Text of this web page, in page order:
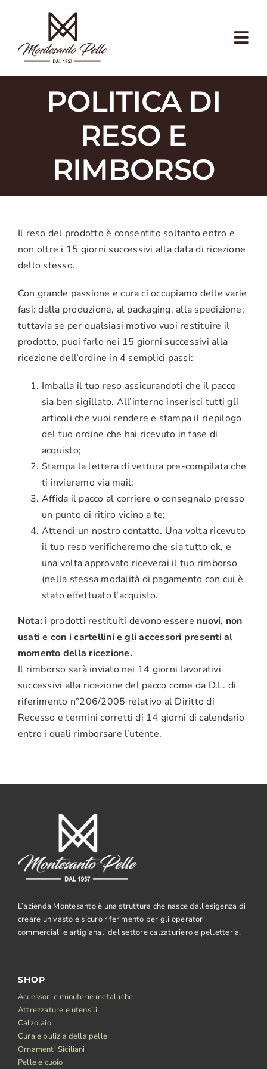
contenuto
CALZOLAIO
ARTIGIANATO
ECOSOSTENIBILITÀ
NEGOZIO COMMERCIANTI
CONTATTI
CARRELLO
ACCOUNT
POLITICA DI
RESO E
RIMBORSO
Il reso del prodotto è consentito soltanto entro e
non oltre i 15 giorni successivi alla data di ricezione
dello stesso.
Con grande passione e cura ci occupiamo delle varie
fasi: dalla produzione, al packaging, alla spedizione;
tuttavia se per qualsiasi motivo vuoi restituire il
prodotto, puoi farlo nei 15 giorni successivi alla
ricezione dell’ordine in 4 semplici passi:
Imballa il tuo reso assicurandoti che il pacco
sia ben sigillato. All’interno inserisci tutti gli
articoli che vuoi rendere e stampa il riepilogo
del tuo ordine che hai ricevuto in fase di
acquisto;
Stampa la lettera di vettura pre-compilata che
ti invieremo via mail;
Affida il pacco al corriere o consegnalo presso
un punto di ritiro vicino a te;
Attendi un nostro contatto. Una volta ricevuto
il tuo reso verificheremo che sia tutto ok, e
una volta approvato riceverai il tuo rimborso
(nella stessa modalità di pagamento con cui è
stato effettuato l’acquisto.
Nota: i prodotti restituiti devono essere nuovi, non
usati e con i cartellini e gli accessori presenti al
momento della ricezione.
Il rimborso sarà inviato nei 14 giorni lavorativi
successivi alla ricezione del pacco come da D.L. di
riferimento n°206/2005 relativo al Diritto di
Recesso e termini corretti di 14 giorni di calendario
entro i quali rimborsare l’utente.
L’azienda Montesanto è una struttura che nasce dall’esigenza di
creare un vasto e sicuro riferimento per gli operatori
commerciali e artigianali del settore calzaturiero e pelletteria.
SHOP
Accessori e minuterie metalliche
Attrezzature e utensili
Calzolaio
Cura e pulizia della pelle
Ornamenti Siciliani
Pelle e cuoio